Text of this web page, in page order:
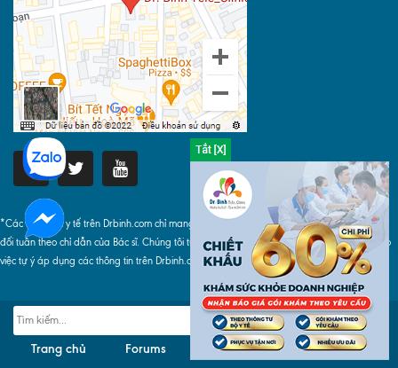
*Các thông tin y tế trên Drbinh.com chỉ mang tính chất tham khảo, khi áp dụng phải tuyệt
đối tuân theo chỉ dẫn của Bác sĩ. Chúng tôi tuyệt đối không chịu bất cứ trách nhiệm nào do
việc tự ý áp dụng các thông tin trên Drbinh.com gây ra.
Trang chủ Forums Liên hệ